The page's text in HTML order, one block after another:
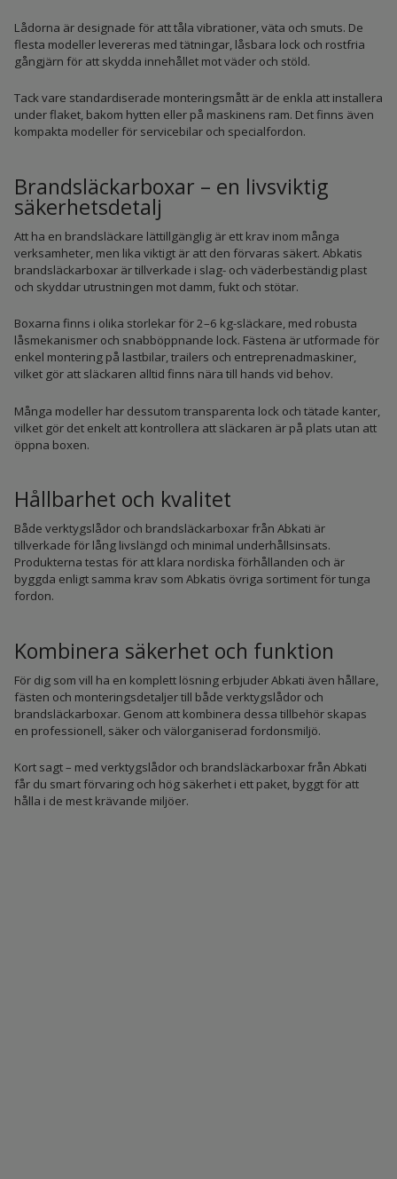
Lådorna är designade för att tåla vibrationer, väta och smuts. De
flesta modeller levereras med tätningar, låsbara lock och rostfria
gångjärn för att skydda innehållet mot väder och stöld.
Tack vare standardiserade monteringsmått är de enkla att installera
under flaket, bakom hytten eller på maskinens ram. Det finns även
kompakta modeller för servicebilar och specialfordon.
Brandsläckarboxar – en livsviktig
säkerhetsdetalj
Att ha en brandsläckare lättillgänglig är ett krav inom många
verksamheter, men lika viktigt är att den förvaras säkert. Abkatis
brandsläckarboxar är tillverkade i slag- och väderbeständig plast
och skyddar utrustningen mot damm, fukt och stötar.
Boxarna finns i olika storlekar för 2–6 kg-släckare, med robusta
låsmekanismer och snabböppnande lock. Fästena är utformade för
enkel montering på lastbilar, trailers och entreprenadmaskiner,
vilket gör att släckaren alltid finns nära till hands vid behov.
Många modeller har dessutom transparenta lock och tätade kanter,
vilket gör det enkelt att kontrollera att släckaren är på plats utan att
öppna boxen.
Hållbarhet och kvalitet
Både verktygslådor och brandsläckarboxar från Abkati är
tillverkade för lång livslängd och minimal underhållsinsats.
Produkterna testas för att klara nordiska förhållanden och är
byggda enligt samma krav som Abkatis övriga sortiment för tunga
fordon.
Kombinera säkerhet och funktion
För dig som vill ha en komplett lösning erbjuder Abkati även hållare,
fästen och monteringsdetaljer till både verktygslådor och
brandsläckarboxar. Genom att kombinera dessa tillbehör skapas
en professionell, säker och välorganiserad fordonsmiljö.
Kort sagt – med verktygslådor och brandsläckarboxar från Abkati
får du smart förvaring och hög säkerhet i ett paket, byggt för att
hålla i de mest krävande miljöer.